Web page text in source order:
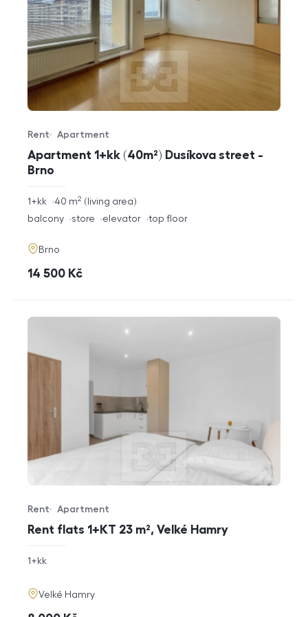
Apartment 1+kk (40m²) Dusíkova street -
Brno
Offer type
Rent
Property type
Apartment
rozměry
1+kk living area
40 m2
funkce
balcony store elevator top floor
adresa
Brno
cena
14 500 Kč
Rent flats 1+KT 23 m², Velké Hamry
Offer type
Rent
Property type
Apartment
rozměry
1+kk
adresa
Velké Hamry